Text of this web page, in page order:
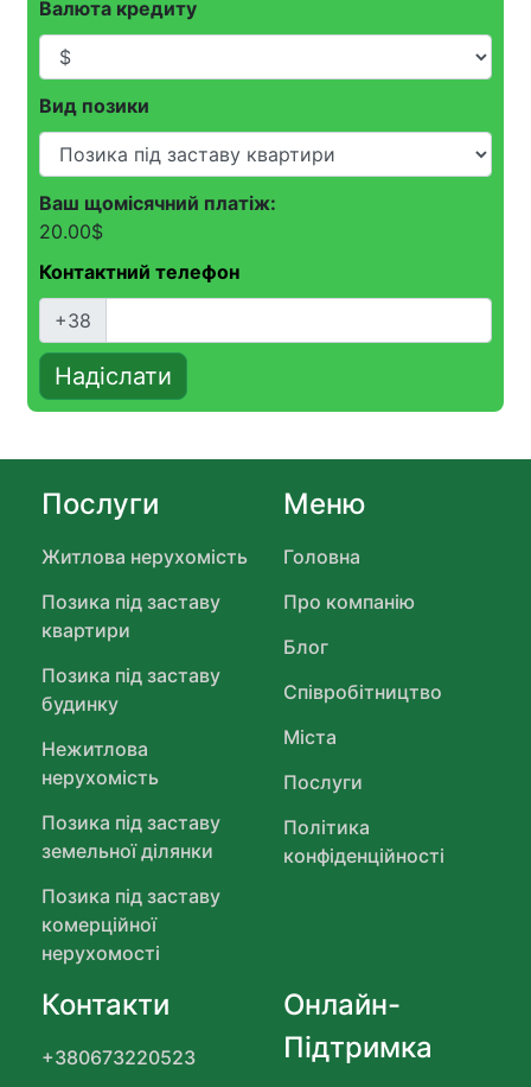
позикою, що робить перекредитування
вигідним.
Валюта кредиту
Вид позики
Ваш щомісячний платіж:
20.00$
Контактний телефон
+38
Надіслати
Послуги
Житлова нерухомість
Позика під заставу
квартири
Позика під заставу
будинку
Нежитлова
нерухомість
Позика під заставу
земельної ділянки
Позика під заставу
комерційної
нерухомості
Меню
Головна
Про компанію
Блог
Співробітництво
Міста
Послуги
Політика
конфіденційності
Контакти
+380673220523
Онлайн-
Підтримка